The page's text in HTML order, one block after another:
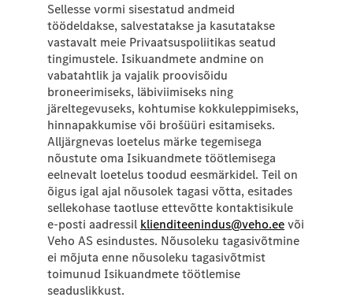
Sellesse vormi sisestatud andmeid
töödeldakse, salvestatakse ja kasutatakse
vastavalt meie Privaatsuspoliitikas seatud
tingimustele. Isikuandmete andmine on
vabatahtlik ja vajalik proovisõidu
broneerimiseks, läbiviimiseks ning
järeltegevuseks, kohtumise kokkuleppimiseks,
hinnapakkumise või brošüüri esitamiseks.
Alljärgnevas loetelus märke tegemisega
nõustute oma Isikuandmete töötlemisega
eelnevalt loetelus toodud eesmärkidel. Teil on
õigus igal ajal nõusolek tagasi võtta, esitades
sellekohase taotluse ettevõtte kontaktisikule
e-posti aadressil klienditeenindus@veho.eevõi
Veho AS esindustes. Nõusoleku tagasivõtmine
ei mõjuta enne nõusoleku tagasivõtmist
toimunud Isikuandmete töötlemise
seaduslikkust.